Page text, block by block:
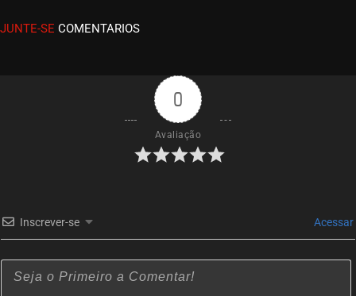
ASSISTIDO
EPISÓDIO 01
setembro 09, 2020
JUNTE-SE COMENTARIOS
0
Avaliação
Inscrever-se Acessar